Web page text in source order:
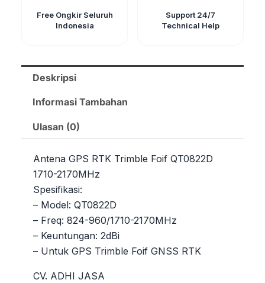
Free Ongkir Seluruh
Indonesia
Support 24/7
Technical Help
Deskripsi
Informasi Tambahan
Ulasan (0)
Antena GPS RTK Trimble Foif QT0822D
1710-2170MHz
Spesifikasi:
– Model: QT0822D
– Freq: 824-960/1710-2170MHz
– Keuntungan: 2dBi
– Untuk GPS Trimble Foif GNSS RTK
CV. ADHI JASA